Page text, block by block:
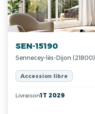
SEN-15190
Sennecey-lès-Dijon (21800)
Accession libre
Livraison1T 2029